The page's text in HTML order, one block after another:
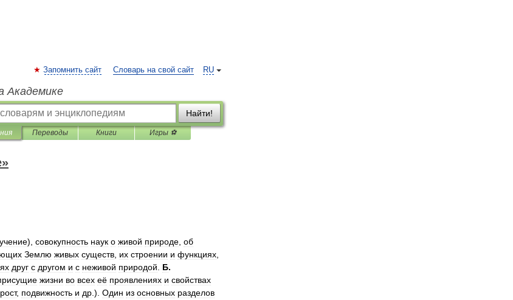
RU
Запомнить сайт Словарь на свой сайт
Академике
Найти!
Переводы Книги Игры ⚽
учение), совокупность наук о живой природе об
Землю живых существ их строении и функциях
друг с другом и с неживой природой Б.
жизни во всех её проявлениях и свойствах
рост, подвижность и др .). Один из основных разделов